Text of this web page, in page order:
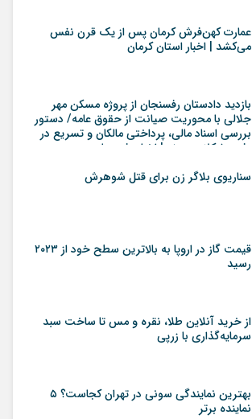
عمارت کهن‌فرش کرمان پس از یک قرن نفس
می‌کشد | اخبار استان کرمان
بازدید دادستان رفسنجان از پروژه مسکن مهر
جلالی با محوریت صیانت از حقوق عامه/ دستور
بررسی اسناد مالی، پرداختی مالکان و تسریع در
رفع مشکلات پروژه | اخبار رفسنجان
سناریوی بلاگر زن برای قتل شوهرش
قیمت گاز در اروپا به بالاترین سطح خود از ۲۰۲۳
رسید
از خرید آنلاین طلا، نقره و مس تا ساخت سبد
سرمایه‌گذاری با زرپی
بهترین نمایندگی سونی در تهران کجاست؟ ۵
نماینده برتر